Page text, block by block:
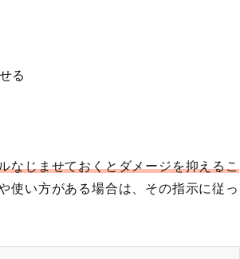
る
なじませておくとダメージを抑えるこ
使い方がある場合は、その指示に従っ